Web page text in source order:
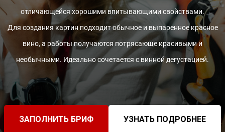
отличающейся хорошими впитывающими свойствами.
Для создания картин подходит обычное и выпаренное красное
вино, а работы получаются потрясающе красивыми и
необычными. Идеально сочетается с винной дегустацией.
ЗАПОЛНИТЬ БРИФ УЗНАТЬ ПОДРОБНЕЕ